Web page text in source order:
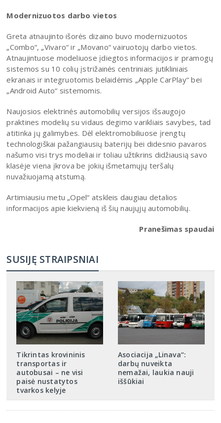
Modernizuotos darbo vietos
Greta atnaujinto išorės dizaino buvo modernizuotos
„Combo“, „Vivaro“ ir „Movano“ vairuotojų darbo vietos.
Atnaujintuose modeliuose įdiegtos informacijos ir pramogų
sistemos su 10 colių įstrižainės centriniais jutikliniais
ekranais ir integruotomis belaidėmis „Apple CarPlay“ bei
„Android Auto“ sistemomis.
Naujosios elektrinės automobilių versijos išsaugojo
praktines modelių su vidaus degimo varikliais savybes, tad
atitinka jų galimybes. Dėl elektromobiliuose įrengtų
technologiškai pažangiausių baterijų bei didesnio pavaros
našumo visi trys modeliai ir toliau užtikrins didžiausią savo
klasėje viena įkrova be jokių išmetamųjų teršalų
nuvažiuojamą atstumą.
Artimiausiu metu „Opel“ atskleis daugiau detalios
informacijos apie kiekvieną iš šių naujųjų automobilių.
Pranešimas spaudai
SUSIJĘ STRAIPSNIAI
Tikrintas krovininis
transportas ir
autobusai – ne visi
paisė nustatytos
tvarkos kelyje
Asociacija „Linava“:
darbų nuveikta
nemažai, laukia nauji
iššūkiai